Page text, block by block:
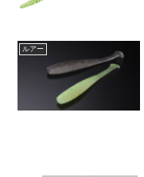
ルアー